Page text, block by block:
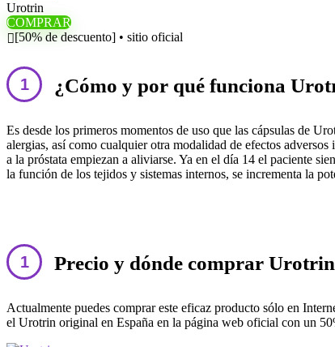
Urotrin
COMPRAR
[50% de descuento] • sitio oficial
¿Cómo y por qué funciona
Es desde los primeros momentos de uso que las cápsulas de
alergias, así como cualquier otra modalidad de efectos
a la próstata empiezan a aliviarse. Ya en el día 14 el paciente
la función de los tejidos y sistemas internos, se incrementa la
Precio y dónde comprar Urotrin
Actualmente puedes comprar este eficaz producto sólo en
el Urotrin original en España en la página web oficial con un